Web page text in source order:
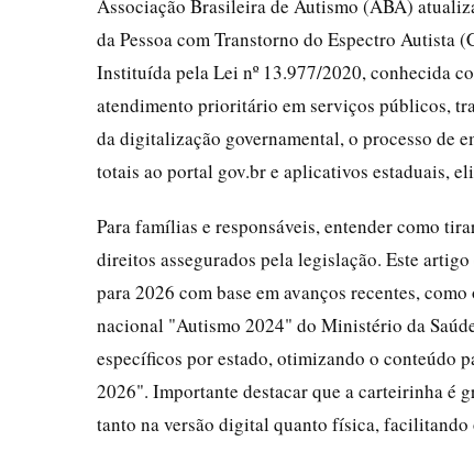
Associação Brasileira de Autismo (ABA)
da Pessoa com Transtorno do Espectro Autista
Instituída pela Lei nº 13.977/2020, conhecida
atendimento prioritário em serviços públicos,
da digitalização governamental, o processo de
totais ao portal gov.br e aplicativos estaduais,
Para famílias e responsáveis, entender como
direitos assegurados pela legislação. Este
para 2026 com base em avanços recentes,
nacional "Autismo 2024" do Ministério da
específicos por estado, otimizando o conteúdo
2026". Importante destacar que a carteirinha é
tanto na versão digital quanto física, facilitando